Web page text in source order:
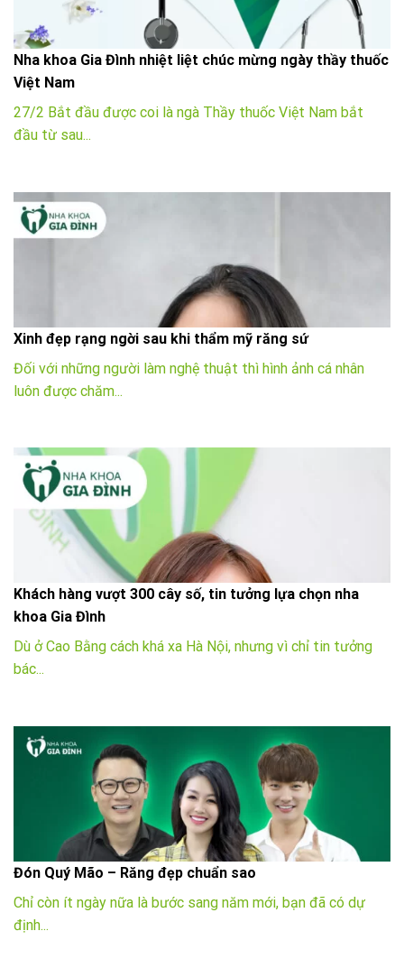
Nha khoa Gia Đình nhiệt liệt chúc mừng ngày thầy thuốc
Việt Nam
27/2 Bắt đầu được coi là ngà Thầy thuốc Việt Nam bắt
đầu từ sau...
Xinh đẹp rạng ngời sau khi thẩm mỹ răng sứ
Đối với những người làm nghệ thuật thì hình ảnh cá nhân
luôn được chăm...
Khách hàng vượt 300 cây số, tin tưởng lựa chọn nha
khoa Gia Đình
Dù ở Cao Bằng cách khá xa Hà Nội, nhưng vì chỉ tin tưởng
bác...
Đón Quý Mão – Răng đẹp chuẩn sao
Chỉ còn ít ngày nữa là bước sang năm mới, bạn đã có dự
định...